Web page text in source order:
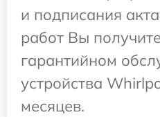
и подписания
работ Вы
гарантийном
устройства
месяцев.